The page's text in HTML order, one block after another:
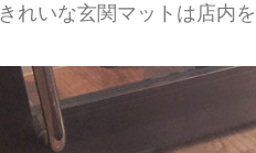
きれいな玄関マットは店内